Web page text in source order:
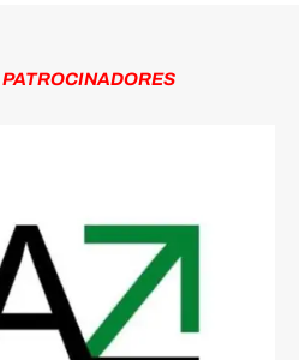
PATROCINADORES